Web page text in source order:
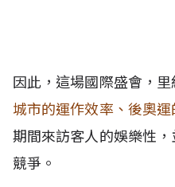
因此，這場國際盛會，里
城市的運作效率、後奧運
期間來訪客人的娛樂性
競爭。